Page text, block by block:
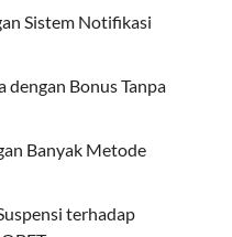
Sistem Notifikasi
dengan Bonus Tanpa
Banyak Metode
terhadap